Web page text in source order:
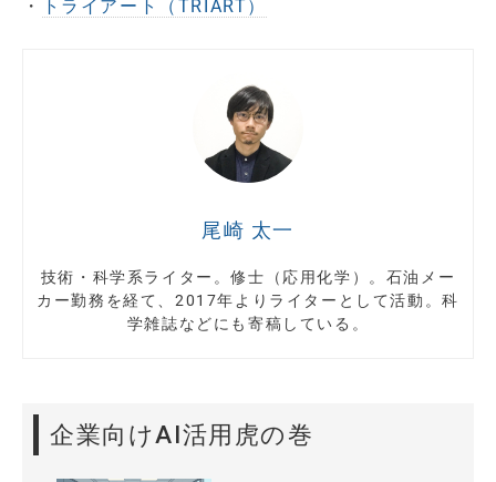
・
トライアート（TRIART）
尾崎 太一
技術・科学系ライター。修士（応用化学）。石油メー
カー勤務を経て、2017年よりライターとして活動。科
学雑誌などにも寄稿している。
企業向けAI活用虎の巻